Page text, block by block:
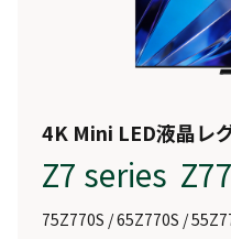
4K Mini LED液晶レ
Z7 series
75Z770S / 65Z770S /